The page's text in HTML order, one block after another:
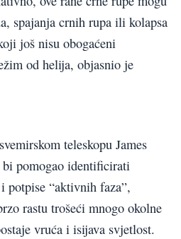
spajanja crnih rupa ili kolapsa
još nisu obogaćeni
od helija, objasnio je
teleskopu James
pomogao identificirati
potpise “aktivnih faza”,
rastu trošeći mnogo okolne
vruća i isijava svjetlost.